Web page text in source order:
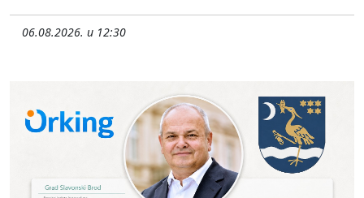
06.08.2026. u 12:30